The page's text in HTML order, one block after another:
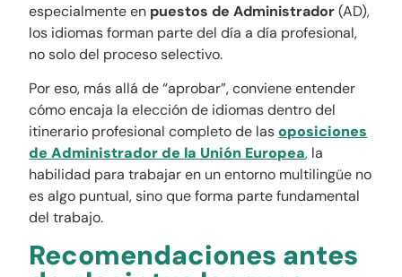
especialmente en puestos de Administrador(AD),
los idiomas forman parte del día a día profesional,
no solo del proceso selectivo.
Por eso, más allá de “aprobar”, conviene entender
cómo encaja la elección de idiomas dentro del
itinerario profesional completo de lasoposiciones
de Administrador de la Unión Europea, la
habilidad para trabajar en un entorno multilingüe no
es algo puntual, sino que forma parte fundamental
del trabajo.
Recomendaciones antes